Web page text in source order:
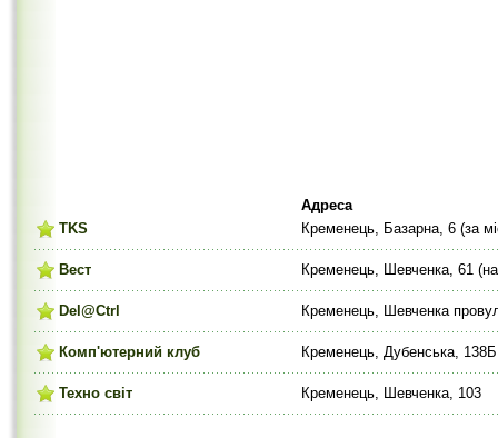
Адреса
TKS
Кременець, Базарна, 6 (за
Вест Кременець, Шевченка, 61
Del@Ctrl Кременець, Шевченка
Комп'ютерний клуб Кременець, Дубенська, 138Б
Техно світ Кременець, Шевченка, 103